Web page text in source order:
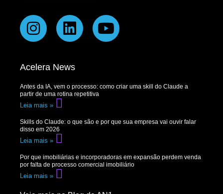
Acelera News
Antes da IA, vem o processo: como criar uma skill do Claude a
partir de uma rotina repetitiva
Leia mais »
Skills do Claude: o que são e por que sua empresa vai ouvir falar
disso em 2026
Leia mais »
Por que imobiliárias e incorporadoras em expansão perdem venda
por falta de processo comercial imobiliário
Leia mais »